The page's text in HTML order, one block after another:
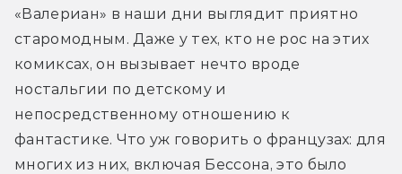
«Валериан» в наши дни выглядит приятно
старомодным. Даже у тех, кто не рос на этих
комиксах, он вызывает нечто вроде
ностальгии по детскому и
непосредственному отношению к
фантастике. Что уж говорить о французах: для
многих из них, включая Бессона, это было